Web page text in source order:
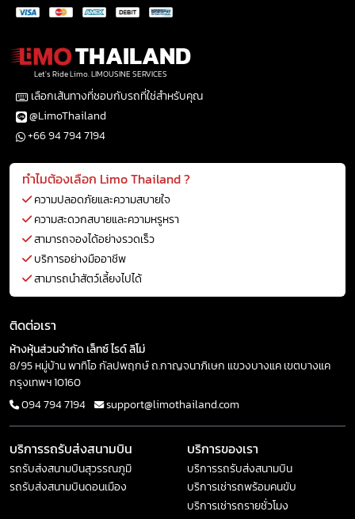
THAILAND
Let's Ride Limo. LIMOUSINE SERVICES
เลือกเส้นทางที่ชอบกับรถที่ใช่สำหรับคุณ
@LimoThailand
+66 94 794 7194
ทำไมต้องเลือก Limo Thailand ?
ความปลอดภัยและความสบายใจ
ความสะดวกสบายและความหรูหรา
สามารถจองได้อย่างรวดเร็ว
บริการอย่างมืออาชีพ
สามารถนำสัตว์เลี้ยงไปได้
ติดต่อเรา
ห้างหุ้นส่วนจำกัด เล็ทซ์ ไรด์ ลิโม่
8/95 หมู่บ้าน พาทิโอ กัลปพฤกษ์ ถ.กาญจนาภิเษก แขวงบางแค เขตบางแค
กรุงเทพฯ 10160
094 794 7194
support@limothailand.com
บริการรถรับส่งสนามบิน
รถรับส่งสนามบินสุวรรณภูมิ
รถรับส่งสนามบินดอนเมือง
บริการของเรา
บริการรถรับส่งสนามบิน
บริการเช่ารถพร้อมคนขับ
บริการเช่ารถรายชั่วโมง